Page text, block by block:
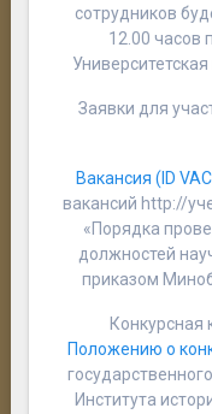
сотрудников
12.00 часов
Заявки для
Вакансия (ID
вакансий http://
«Порядка
должностей
приказом
Конкурсная
Положению о
Института